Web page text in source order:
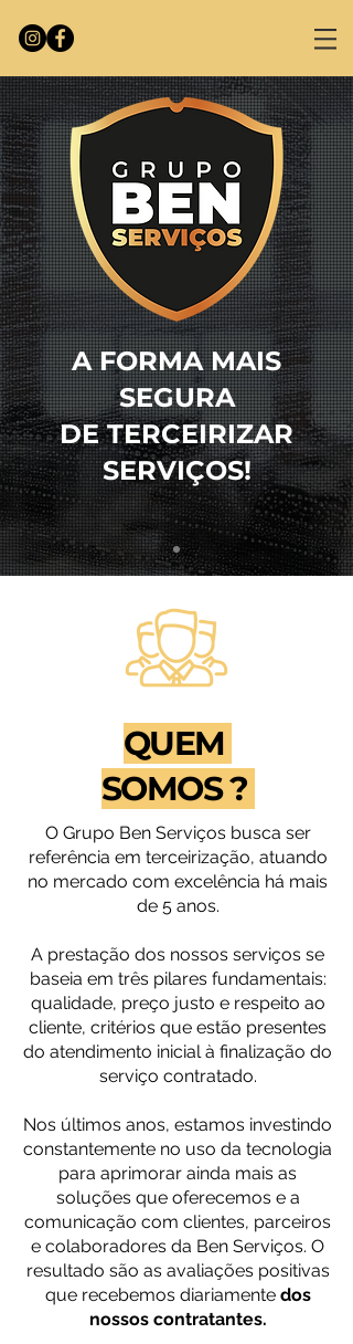
A FORMA MAIS
SEGURA
DE TERCEIRIZAR
SERVIÇOS!
QUEM
SOMOS ?
O Grupo Ben Serviços busca ser
referência em terceirização, atuando
no mercado com excelência há mais
de 5 anos.
A prestação dos nossos serviços se
baseia em três pilares fundamentais:
qualidade, preço justo e respeito ao
cliente, critérios que estão presentes
do atendimento inicial à finalização do
serviço contratado.
Nos últimos anos, estamos investindo
constantemente no uso da tecnologia
para aprimorar ainda mais as
soluções que oferecemos e a
comunicação com clientes, parceiros
e colaboradores da Ben Serviços. O
resultado são as avaliações positivas
que recebemos diariamente dos
nossos contratantes.